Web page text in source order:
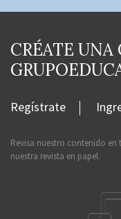
CRÉATE UNA
Regístrate
Revisa nuestro contenido
nuestra revista en papel.